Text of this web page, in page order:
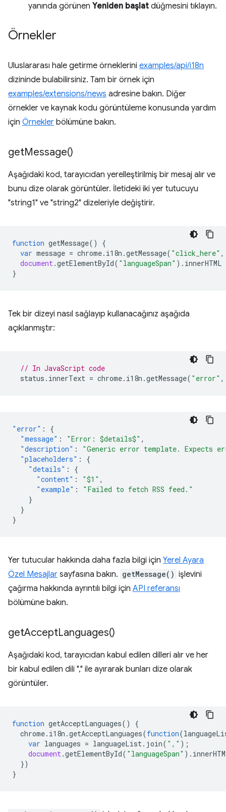
yanında görünen Yeniden başlat düğmesini tıklayın.
Örnekler
Uluslararası hale getirme örneklerini examples/api/i18n
dizininde bulabilirsiniz. Tam bir örnek için
examples/extensions/news adresine bakın. Diğer
örnekler ve kaynak kodu görüntüleme konusunda yardım
için Örnekler bölümüne bakın.
getMessage()
Aşağıdaki kod, tarayıcıdan yerelleştirilmiş bir mesaj alır ve
bunu dize olarak görüntüler. İletideki iki yer tutucuyu
"string1" ve "string2" dizeleriyle değiştirir.
function getMessage()
{
var message = chrome. i18n .getMessage( "click_here" ,
document.getElementById( "languageSpan" ). innerHTML
}
Tek bir dizeyi nasıl sağlayıp kullanacağınız aşağıda
açıklanmıştır:
// In JavaScript code
status . innerText = chrome. i18n .getMessage( "error" ,
"error" :
{
"message" : "Error: $details$" ,
"description" :
"Generic error template. Expects
"placeholders" :
{
"details" :
{
"content" : "$1" ,
"example" :
"Failed to fetch RSS feed."
}
}
}
Yer tutucular hakkında daha fazla bilgi için Yerel Ayara
Özel Mesajlar sayfasına bakın. getMessage() işlevini
çağırma hakkında ayrıntılı bilgi için API referansı
bölümüne bakın.
getAcceptLanguages()
Aşağıdaki kod, tarayıcıdan kabul edilen dilleri alır ve her
bir kabul edilen dili "," ile ayırarak bunları dize olarak
görüntüler.
function getAcceptLanguages()
{
chrome. i18n .getAcceptLanguages(function(
var languages = languageList. join( "," );
document.getElementById( "languageSpan" ).
})
}